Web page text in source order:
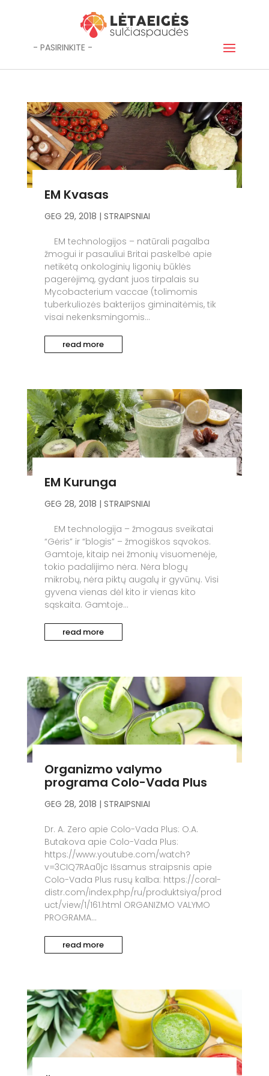
- PASIRINKITE -
EM Kvasas
GEG 29, 2018 | STRAIPSNIAI
EM technologijos – natūrali pagalba
žmogui ir pasauliui Britai paskelbė apie
netikėtą onkologinių ligonių būklės
pagerėjimą, gydant juos tirpalais su
Mycobacterium vaccae (tolimomis
tuberkuliozės bakterijos giminaitėmis, tik
visai nekenksmingomis...
read more
EM Kurunga
GEG 28, 2018 | STRAIPSNIAI
EM technologija – žmogaus sveikatai
“Gėris” ir “blogis” – žmogiškos sąvokos.
Gamtoje, kitaip nei žmonių visuomenėje,
tokio padalijimo nėra. Nėra blogų
mikrobų, nėra piktų augalų ir gyvūnų. Visi
gyvena vienas dėl kito ir vienas kito
sąskaita. Gamtoje...
read more
Organizmo valymo
programa Colo-Vada Plus
GEG 28, 2018 | STRAIPSNIAI
Dr. A. Zero apie Colo-Vada Plus: O.A.
Butakova apie Colo-Vada Plus:
https://www.youtube.com/watch?
v=3CIQ7RAa0jc Išsamus straipsnis apie
Colo-Vada Plus rusų kalba: https://coral-
distr.com/index.php/ru/produktsiya/prod
uct/view/1/161.html ORGANIZMO VALYMO
PROGRAMA...
read more